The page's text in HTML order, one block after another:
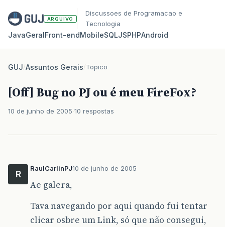
ARQUIVO
Discussoes de Programacao e
Tecnologia
JavaGeralFront‑endMobileSQLJSPHPAndroid
GUJ/Assuntos Gerais/Topico
[Off] Bug no PJ ou é meu FireFox?
10 de junho de 2005 10 respostas
R
RaulCarlinPJ10 de junho de 2005
Ae galera,
Tava navegando por aqui quando fui tentar
clicar osbre um Link, só que não consegui,